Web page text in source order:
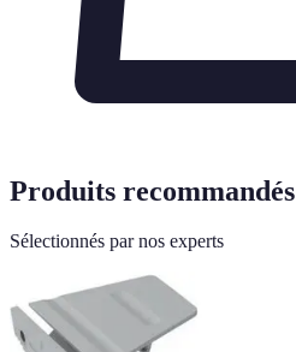
Produits recommandés
Sélectionnés par nos experts